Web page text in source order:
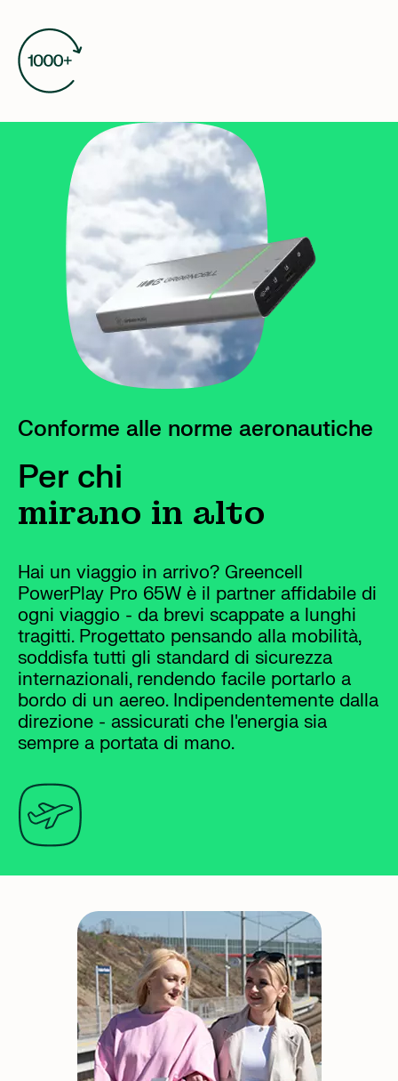
Conforme alle norme aeronautiche
Per chi
mirano in alto
Hai un viaggio in arrivo? Greencell
PowerPlay Pro 65W è il partner affidabile di
ogni viaggio - da brevi scappate a lunghi
tragitti. Progettato pensando alla mobilità,
soddisfa tutti gli standard di sicurezza
internazionali, rendendo facile portarlo a
bordo di un aereo. Indipendentemente dalla
direzione - assicurati che l'energia sia
sempre a portata di mano.